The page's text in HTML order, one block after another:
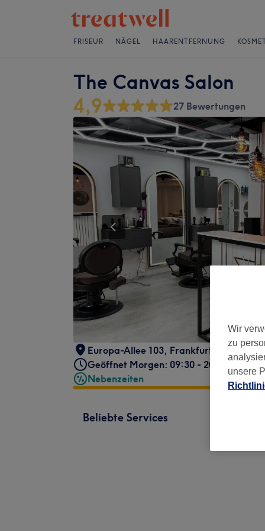
FRISEUR NÄGEL HAARENTFERNUNG
The Canvas Salon
4,9
27 Bewertungen
Europa-Allee 103, Frankfurt am Main,
Geöffnet Morgen: 09:30 - 20:00
Nebenzeiten
Beliebte Services
Wir
zu
unsere